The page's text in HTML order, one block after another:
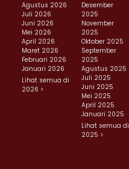
Agustus 2026
Juli 2026
Juni 2026
Mei 2026
April 2026
Maret 2026
Februari 2026
Januari 2026
Lihat semua di
2026 >
Desember
2025
November
2025
Oktober 2025
September
2025
Agustus 2025
Juli 2025
Juni 2025
Mei 2025
April 2025
Januari 2025
Lihat semua di
2025 >